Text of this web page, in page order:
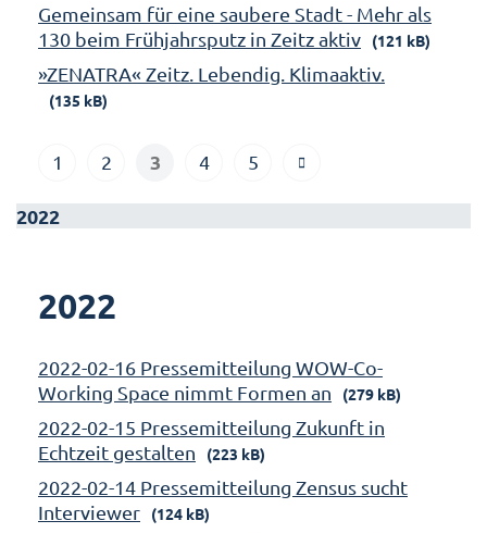
Gemeinsam für eine saubere Stadt - Mehr als
130 beim Frühjahrsputz in Zeitz aktiv
(121 kB)
»ZENATRA« Zeitz. Lebendig. Klimaaktiv.
(135 kB)
1 2 3 4 5
2022
2022
2022-02-16 Pressemitteilung WOW-Co-
Working Space nimmt Formen an
(279 kB)
2022-02-15 Pressemitteilung Zukunft in
Echtzeit gestalten
(223 kB)
2022-02-14 Pressemitteilung Zensus sucht
Interviewer
(124 kB)